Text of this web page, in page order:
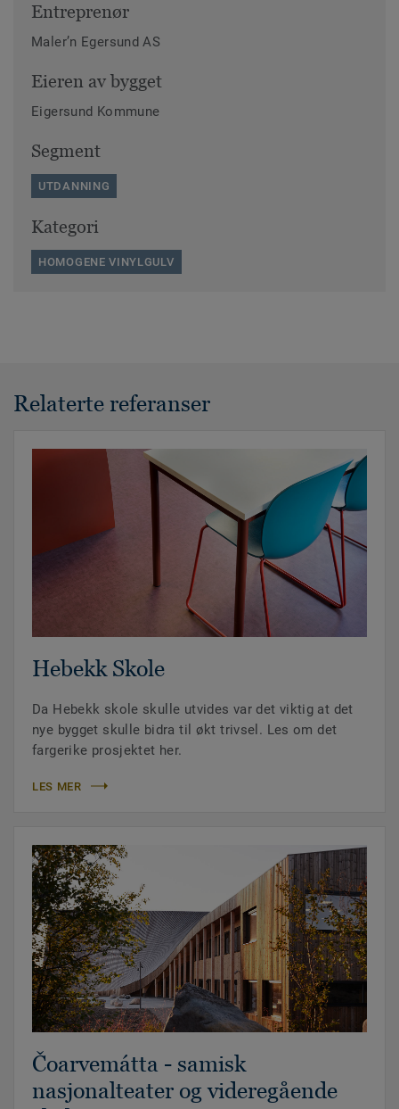
Entreprenør
Maler’n Egersund AS
Eieren av bygget
Eigersund Kommune
Segment
UTDANNING
Kategori
HOMOGENE VINYLGULV
Relaterte referanser
Hebekk Skole
Da Hebekk skole skulle utvides var det viktig at det
nye bygget skulle bidra til økt trivsel. Les om det
fargerike prosjektet her.
LES MER
Čoarvemátta - samisk
nasjonalteater og videregående